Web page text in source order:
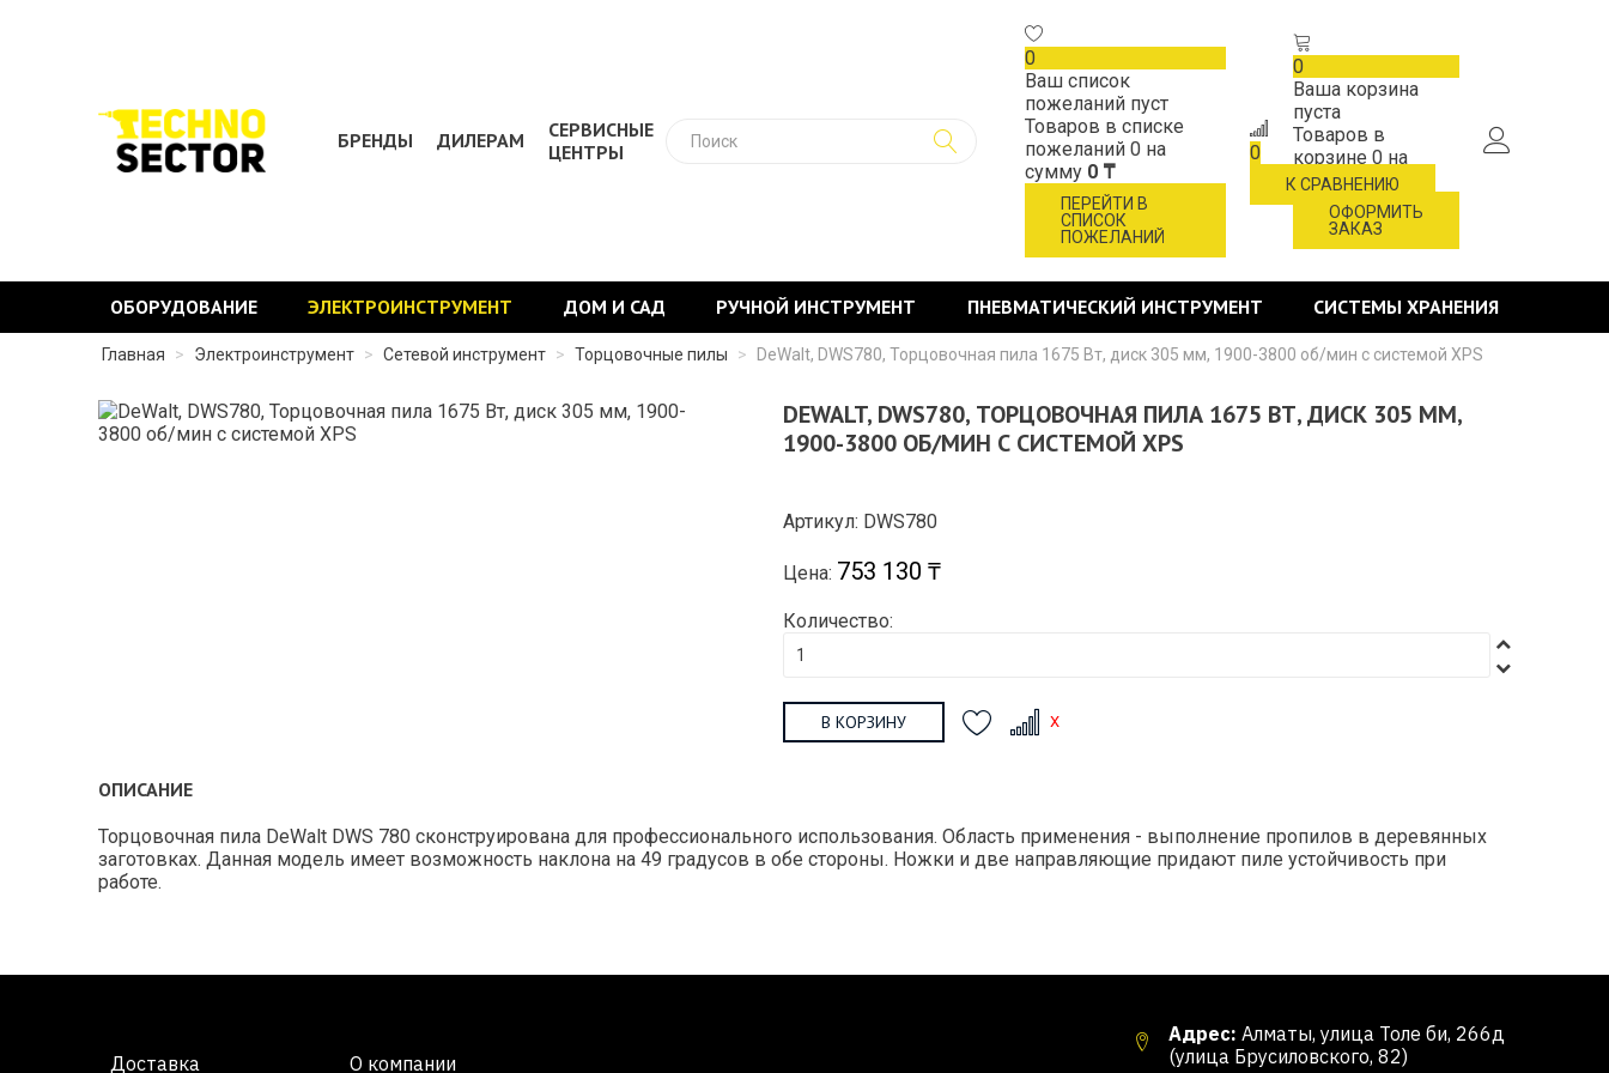
БРЕНДЫ ДИЛЕРАМ
СЕРВИСНЫЕ
ЦЕНТРЫ
0
Ваш список
пожеланий пуст
Товаров в списке
пожеланий 0 на
сумму 0 ₸
ПЕРЕЙТИ В
СПИСОК
ПОЖЕЛАНИЙ
0
К СРАВНЕНИЮ
0
Ваша корзина
пуста
Товаров в
корзине 0 на
сумму0 ₸
ОФОРМИТЬ
ЗАКАЗ
ОБОРУДОВАНИЕ ЭЛЕКТРОИНСТРУМЕНТ ДОМ И САД РУЧНОЙ ИНСТРУМЕНТ ПНЕВМАТИЧЕСКИЙ ИНСТРУМЕНТ СИСТЕМЫ ХРАНЕНИЯ
Главная > Электроинструмент > Сетевой инструмент > Торцовочные пилы > DeWalt, DWS780, Торцовочная пила 1675 Вт, диск 305 мм, 1900-3800 об/мин с системой XPS
DEWALT, DWS780, ТОРЦОВОЧНАЯ ПИЛА 1675 ВТ, ДИСК 305 ММ,
1900-3800 ОБ/МИН С СИСТЕМОЙ XPS
Артикул: DWS780
Цена: 753 130 ₸
Количество:
В КОРЗИНУ
ОПИСАНИЕ
Торцовочная пила DeWalt DWS 780 сконструирована для профессионального использования. Область применения - выполнение пропилов в деревянных
заготовках. Данная модель имеет возможность наклона на 49 градусов в обе стороны. Ножки и две направляющие придают пиле устойчивость при
работе.
Доставка О компании
Адрес: Алматы, улица Толе би, 266д
(улица Брусиловского, 82)